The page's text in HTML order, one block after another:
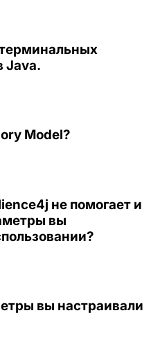
Java.
Model?
не помогает и
вы
вы настраивали